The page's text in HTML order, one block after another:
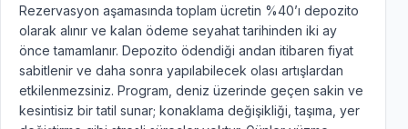
Rezervasyon aşamasında toplam ücretin %40’ı depozito
olarak alınır ve kalan ödeme seyahat tarihinden iki ay
önce tamamlanır. Depozito ödendiği andan itibaren fiyat
sabitlenir ve daha sonra yapılabilecek olası artışlardan
etkilenmezsiniz. Program, deniz üzerinde geçen sakin ve
kesintisiz bir tatil sunar; konaklama değişikliği, taşıma, yer